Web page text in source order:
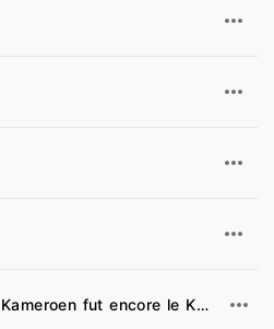
Ndome Quand le Kameroen fut encore le Kamerun